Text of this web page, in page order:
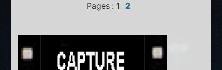
Pages : 1 2